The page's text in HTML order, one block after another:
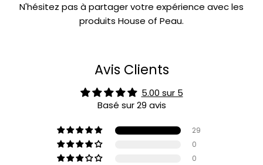
N'hésitez pas à partager votre expérience avec les
produits House of Peau.
Avis Clients
5.00 sur 5
Basé sur 29 avis
29
0
0